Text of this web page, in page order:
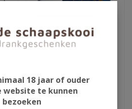
Series #3
18 jaar of ouder
website te kunnen
bezoeken